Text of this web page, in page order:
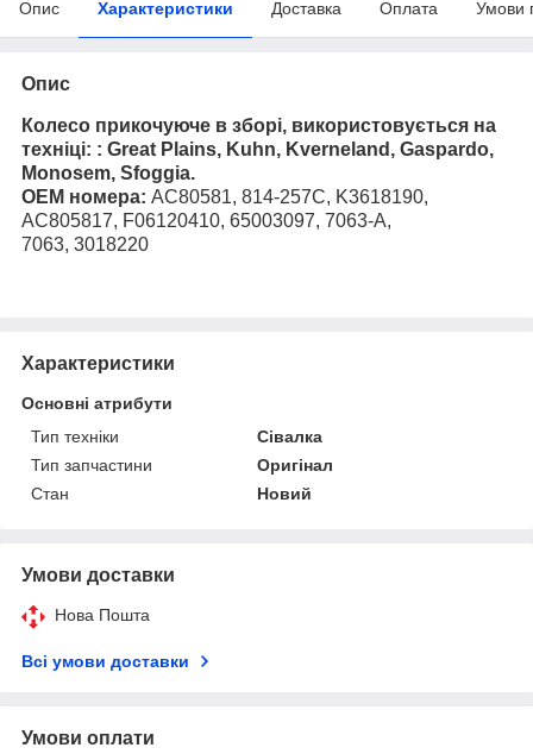
Опис Характеристики Доставка Оплата Умови
Опис
Колесо прикочуюче в зборі, використовується на
техніці: : Great Plains, Kuhn, Kverneland, Gaspardo,
Monosem, Sfoggia.
ОЕМ номера: AC80581, 814-257C, K3618190,
AC805817, F06120410, 65003097, 7063-A,
7063, 3018220
Характеристики
Основні атрибути
Тип техніки
Сівалка
Тип запчастини
Оригінал
Стан
Новий
Умови доставки
Нова Пошта
Всі умови доставки
Умови оплати